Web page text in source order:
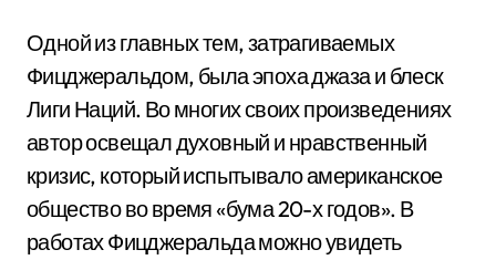
Одной из главных тем, затрагиваемых
Фицджеральдом, была эпоха джаза и блеск
Лиги Наций. Во многих своих произведениях
автор освещал духовный и нравственный
кризис, который испытывало американское
общество во время «бума 20-х годов». В
работах Фицджеральда можно увидеть